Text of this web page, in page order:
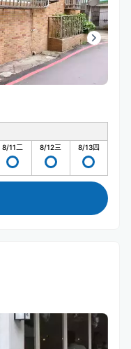
8/11二 8/12三 8/13四